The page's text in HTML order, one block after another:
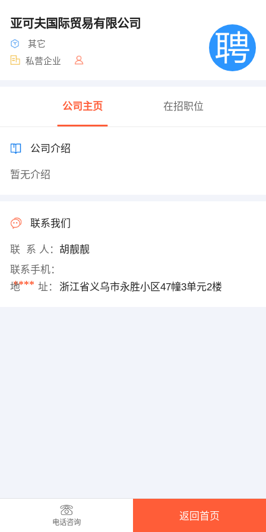
亚可夫国际贸易有限公司
其它
私营企业
公司主页 在招职位
公司介绍
暂无介绍
联系我们
联 系 人： 胡靓靓
联系手机：
****
地 址： 浙江省义乌市永胜小区47幢3单元2楼
电话咨询
返回首页